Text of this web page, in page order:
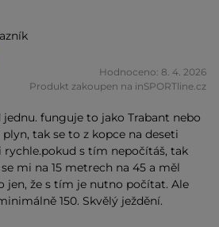
Hodnoceno: 8. 4. 2026
Produkt zakoupen na inSPORTline.cz
funguje to jako Trabant nebo
tak se to z kopce na deseti
s tím nepočítáš, tak
mi na 15 metrech na 45 a měl
jen, že s tím je nutno počítat. Ale
150. Skvělý ježdění.